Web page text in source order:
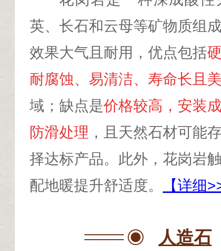
英、长石和云母等矿物质组
效果大气且耐用，优点包括
耐腐蚀、易清洁、寿命长且
域；缺点是价格较高，安装
防滑处理 ，且天然石材可能
择达标产品。此外，花岗岩
配地暖提升舒适度。
【详细
人造石